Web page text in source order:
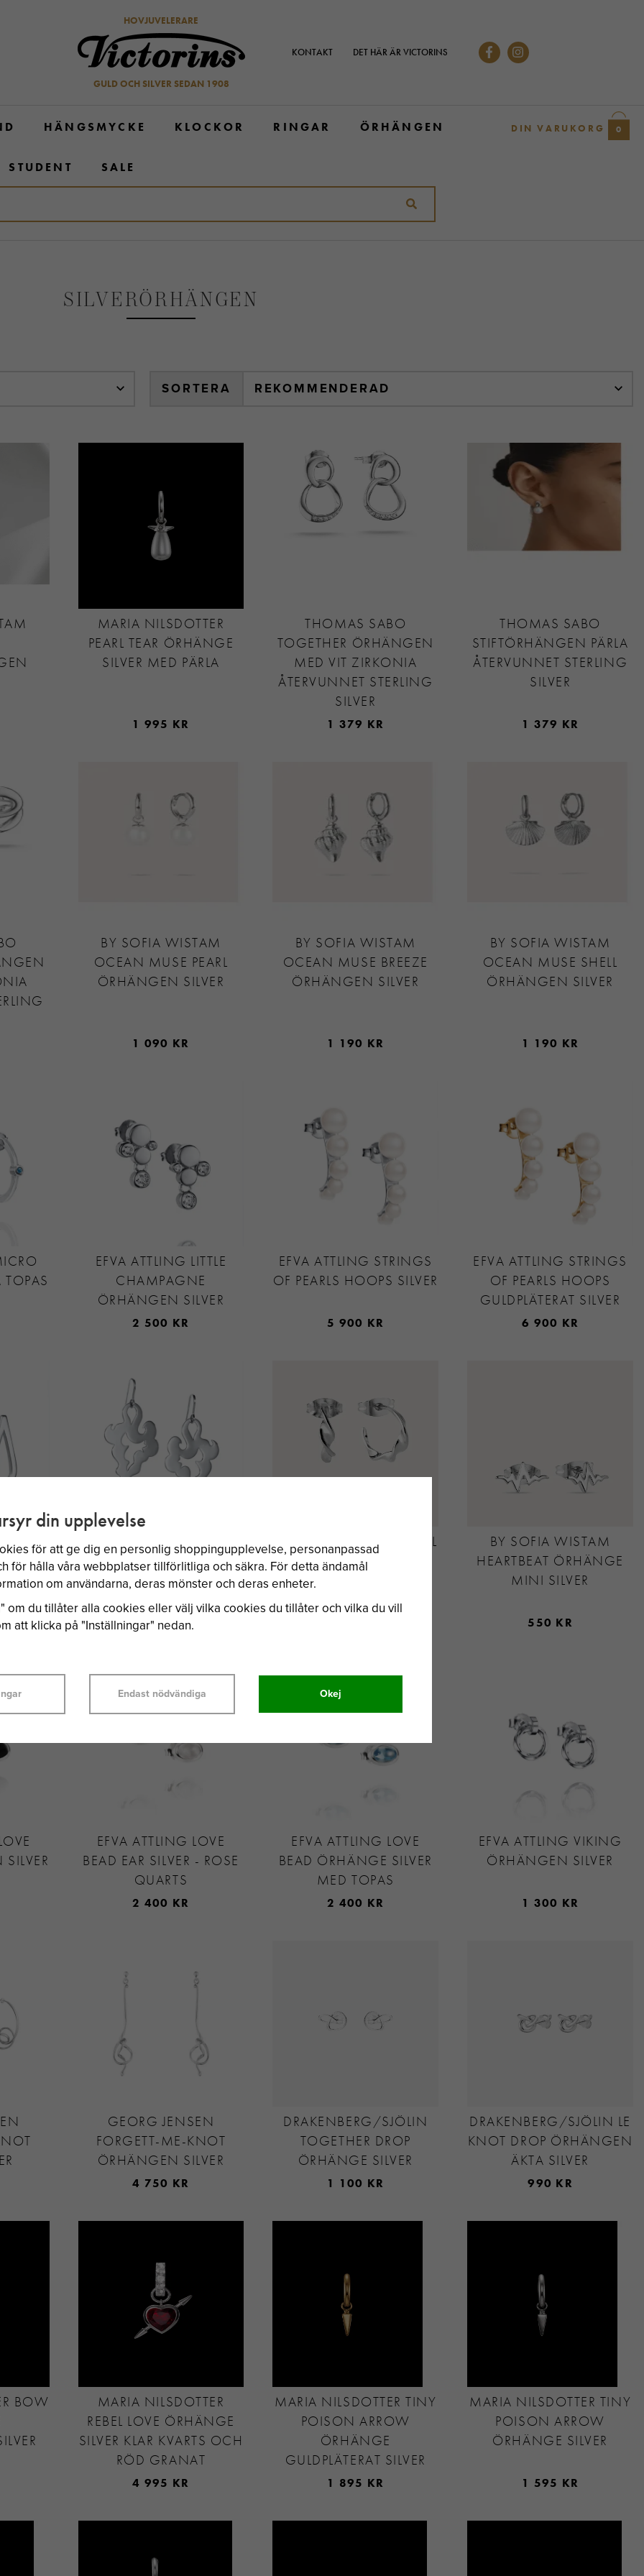
HOVJUVELERARE
GULD OCH SILVER SEDAN 1908
KONTAKT DET HÄR ÄR VICTORINS
HÄNGSMYCKE KLOCKOR RINGAR ÖRHÄNGEN
STUDENT SALE
DIN VARUKORG 0
SILVERÖRHÄNGEN
SORTERA
MARIA NILSDOTTER
PEARL TEAR ÖRHÄNGE
SILVER MED PÄRLA
1 995 KR
THOMAS SABO
TOGETHER ÖRHÄNGEN
MED VIT ZIRKONIA
ÅTERVUNNET STERLING
SILVER
1 379 KR
THOMAS SABO
STIFTÖRHÄNGEN PÄRLA
ÅTERVUNNET STERLING
SILVER
1 379 KR
BY SOFIA WISTAM
OCEAN MUSE PEARL
ÖRHÄNGEN SILVER
1 090 KR
BY SOFIA WISTAM
OCEAN MUSE BREEZE
ÖRHÄNGEN SILVER
1 190 KR
BY SOFIA WISTAM
OCEAN MUSE SHELL
ÖRHÄNGEN SILVER
1 190 KR
EFVA ATTLING LITTLE
CHAMPAGNE
ÖRHÄNGEN SILVER
2 500 KR
EFVA ATTLING STRINGS
OF PEARLS HOOPS SILVER
5 900 KR
EFVA ATTLING STRINGS
OF PEARLS HOOPS
GULDPLÄTERAT SILVER
6 900 KR
EFVA ATTLING GENIE
ÖRHÄNGEN SILVER
3 500 KR
BY SOFIA WISTAM TWIRL
MINI ÖRHÄNGE SILVER
BY SOFIA WISTAM
HEARTBEAT ÖRHÄNGE
MINI SILVER
550 KR
EFVA ATTLING LOVE
BEAD EAR SILVER - ROSE
QUARTS
2 400 KR
EFVA ATTLING LOVE
BEAD ÖRHÄNGE SILVER
MED TOPAS
2 400 KR
EFVA ATTLING VIKING
ÖRHÄNGEN SILVER
1 300 KR
GEORG JENSEN
FORGETT-ME-KNOT
ÖRHÄNGEN SILVER
4 750 KR
DRAKENBERG/SJÖLIN
TOGETHER DROP
ÖRHÄNGE SILVER
1 100 KR
DRAKENBERG/SJÖLIN LE
KNOT DROP ÖRHÄNGEN
ÄKTA SILVER
990 KR
BOW
MARIA NILSDOTTER
REBEL LOVE ÖRHÄNGE
SILVER KLAR KVARTS OCH
RÖD GRANAT
4 995 KR
MARIA NILSDOTTER TINY
POISON ARROW
ÖRHÄNGE
GULDPLÄTERAT SILVER
1 895 KR
MARIA NILSDOTTER TINY
POISON ARROW
ÖRHÄNGE SILVER
1 595 KR
din upplevelse
för att ge dig en personlig shoppingupplevelse, personanpassad
för hålla våra webbplatser tillförlitliga och säkra. För detta ändamål
om användarna, deras mönster och deras enheter.
om du tillåter alla cookies eller välj vilka cookies du tillåter och vilka du vill
att klicka på "Inställningar" nedan.
Endast nödvändiga Okej